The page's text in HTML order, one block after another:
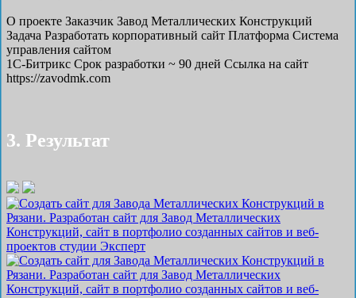
О проекте Заказчик Завод Металлических Конструкций
Задача Разработать корпоративный сайт Платформа Система
управления сайтом
1С-Битрикс Срок разработки ~ 90 дней Ссылка на сайт
https://zavodmk.com
3. Результат